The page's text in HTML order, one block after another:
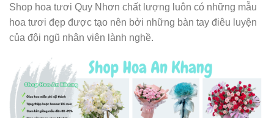
Shop hoa tươi Quy Nhơn chất lượng luôn có những mẫu
hoa tươi đẹp được tạo nên bởi những bàn tay điêu luyện
của đội ngũ nhân viên lành nghề.